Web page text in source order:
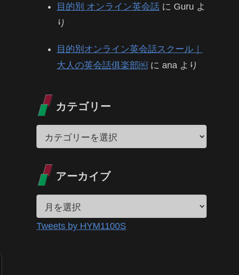
目的別 オンライン英会話 に Guru よ
り
目的別オンライン英会話スクール｜
大人の英会話俱楽部￼ に ana より
カテゴリー
アーカイブ
Tweets by HYM1100S